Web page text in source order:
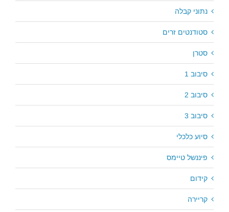
נתוני קבלה
סטודנטים זרים
סטרן
סיבוב 1
סיבוב 2
סיבוב 3
סיוע כלכלי
פיננשל טיימס
קידום
קריירה